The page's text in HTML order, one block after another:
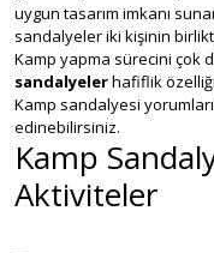
uygun tasarım imkanı
sandalyeler iki kişinin
Kamp yapma sürecini çok
sandalyelerhafiflik
Kamp sandalyesi
edinebilirsiniz.
Kamp
Aktiviteler